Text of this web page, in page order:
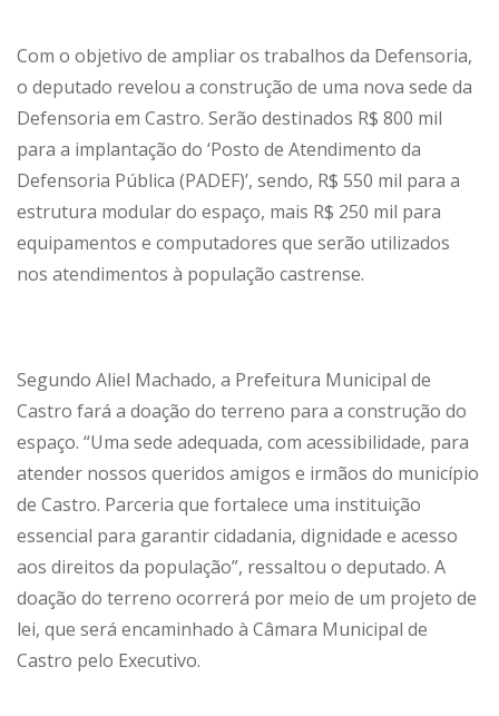
Com o objetivo de ampliar os trabalhos da Defensoria,
o deputado revelou a construção de uma nova sede da
Defensoria em Castro. Serão destinados R$ 800 mil
para a implantação do ‘Posto de Atendimento da
Defensoria Pública (PADEF)’, sendo, R$ 550 mil para a
estrutura modular do espaço, mais R$ 250 mil para
equipamentos e computadores que serão utilizados
nos atendimentos à população castrense.
Segundo Aliel Machado, a Prefeitura Municipal de
Castro fará a doação do terreno para a construção do
espaço. “Uma sede adequada, com acessibilidade, para
atender nossos queridos amigos e irmãos do município
de Castro. Parceria que fortalece uma instituição
essencial para garantir cidadania, dignidade e acesso
aos direitos da população”, ressaltou o deputado. A
doação do terreno ocorrerá por meio de um projeto de
lei, que será encaminhado à Câmara Municipal de
Castro pelo Executivo.